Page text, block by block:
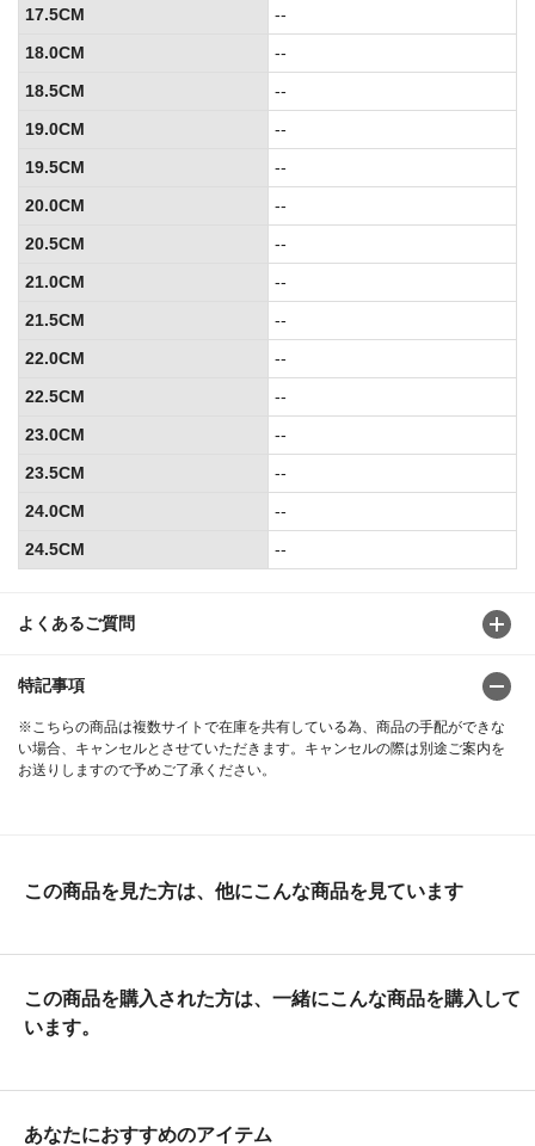
よくあるご質問
特記事項
※こちらの商品は複数サイトで在庫を共有している為、商品の手配ができな
い場合、キャンセルとさせていただきます。キャンセルの際は別途ご案内を
お送りしますので予めご了承ください。
17.5CM
--
18.0CM
--
18.5CM
--
19.0CM
--
19.5CM
--
20.0CM
--
20.5CM
--
21.0CM
--
21.5CM
--
22.0CM
--
22.5CM
--
23.0CM
--
23.5CM
--
24.0CM
--
24.5CM
--
この商品を見た方は、他にこんな商品を見ています
この商品を購入された方は、一緒にこんな商品を購入して
います。
あなたにおすすめのアイテム